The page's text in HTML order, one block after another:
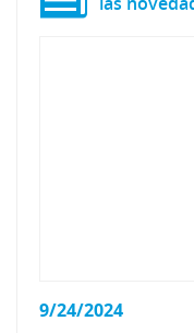
9/24/2024